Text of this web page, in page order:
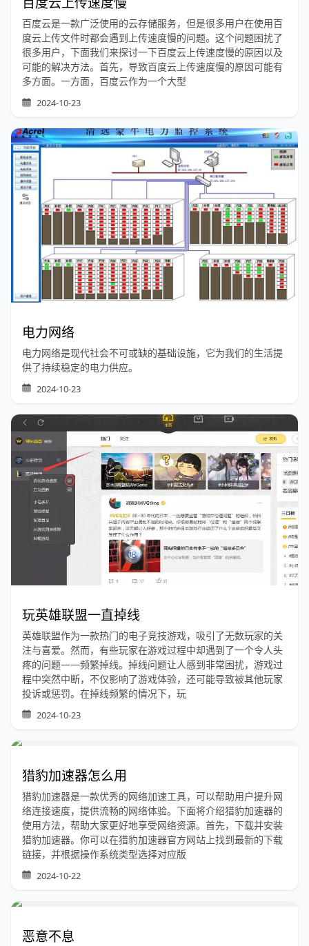
百度云是一款广泛使用的云存储服务，但是很多用户在使用百
度云上传文件时都会遇到上传速度慢的问题。这个问题困扰了
很多用户，下面我们来探讨一下百度云上传速度慢的原因以及
可能的解决方法。首先，导致百度云上传速度慢的原因可能有
多方面。一方面，百度云作为一个大型
2024-10-23
电力网络
电力网络是现代社会不可或缺的基础设施，它为我们的生活提
供了持续稳定的电力供应。
2024-10-23
玩英雄联盟一直掉线
英雄联盟作为一款热门的电子竞技游戏，吸引了无数玩家的关
注与喜爱。然而，有些玩家在游戏过程中却遇到了一个令人头
疼的问题——频繁掉线。掉线问题让人感到非常困扰，游戏过
程中突然中断，不仅影响了游戏体验，还可能导致被其他玩家
投诉或惩罚。在掉线频繁的情况下，玩
2024-10-23
猎豹加速器怎么用
猎豹加速器是一款优秀的网络加速工具，可以帮助用户提升网
络连接速度，提供流畅的网络体验。下面将介绍猎豹加速器的
使用方法，帮助大家更好地享受网络资源。首先，下载并安装
猎豹加速器。你可以在猎豹加速器官方网站上找到最新的下载
链接，并根据操作系统类型选择对应版
2024-10-22
恶意不息